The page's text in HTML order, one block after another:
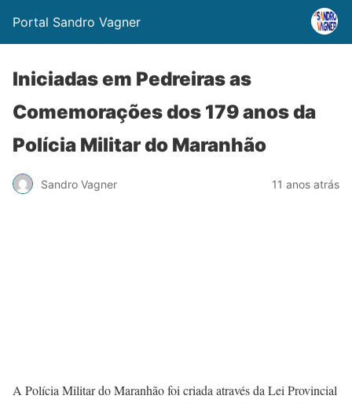
Portal Sandro Vagner
Iniciadas em Pedreiras as
Comemorações dos 179 anos da
Polícia Militar do Maranhão
Sandro Vagner 11 anos atrás
A Polícia Militar do Maranhão foi criada através da Lei Provincial